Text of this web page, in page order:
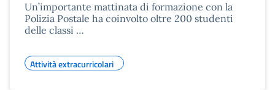
Un’importante mattinata di formazione con la
Polizia Postale ha coinvolto oltre 200 studenti
delle classi …
Attività extracurricolari